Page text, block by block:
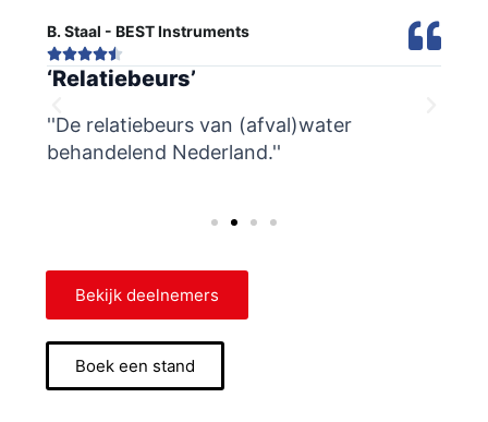
B. Staal - BEST Instruments

‘Relatiebeurs’
''De relatiebeurs van (afval)water
behandelend Nederland.''
Bekijk deelnemers
Boek een stand